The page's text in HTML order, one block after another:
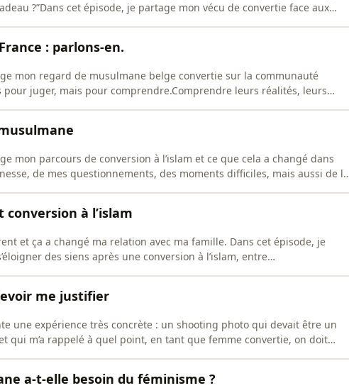
?”Dans cet épisode, je partage mon vécu de convertie face aux
: parlons-en.
mon regard de musulmane belge convertie sur la communauté
pour juger, mais pour comprendre.Comprendre leurs réalités, leurs
mon parcours de conversion à l’islam et ce que cela a changé dans
de mes questionnements, des moments difficiles, mais aussi de la
à l’islam
et ça a changé ma relation avec ma famille. Dans cet épisode, je
des siens après une conversion à l’islam, entre
me justifier
une expérience très concrète : un shooting photo qui devait être un
qui m’a rappelé à quel point, en tant que femme convertie, on doit
a-t-elle besoin du féminisme ?